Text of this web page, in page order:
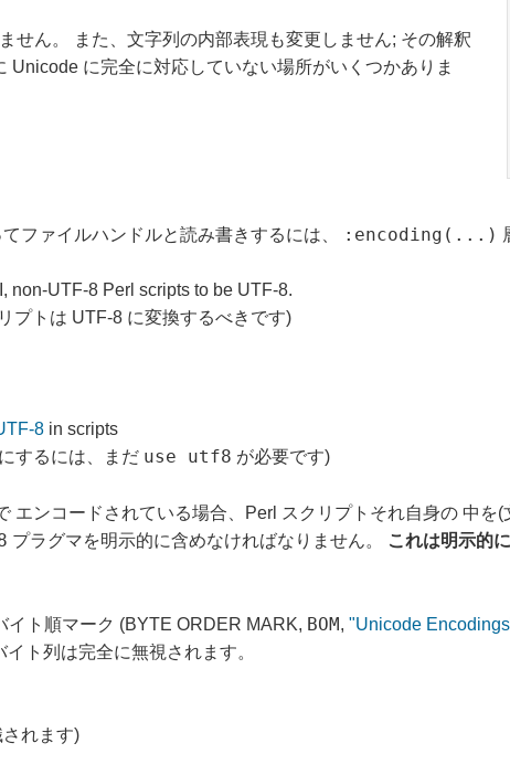
せん。 また、文字列の内部表現も変更しません; その解釈
Unicode に完全に対応していない場所がいくつかありま
ファイルハンドルと読み書きするには、 :encoding(...)
non-UTF-8 Perl scripts to be UTF-8.
プトは UTF-8 に変換するべきです)
8in scripts
するには、まだ use utf8 が必要です)
エンコードされている場合、Perl スクリプトそれ自身の 中
プラグマを明示的に含めなければなりません。 これは明示的に
イト順マーク (BYTE ORDER MARK, BOM,"Unicode
ト列は完全に無視されます。
れます)